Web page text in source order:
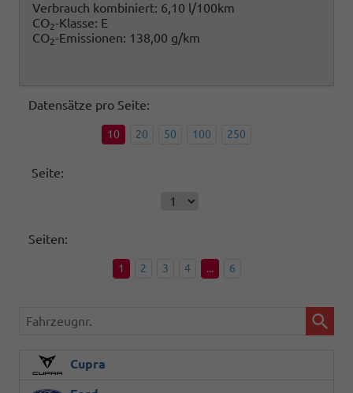
Verbrauch kombiniert: 6,10 l/100km
CO2-Klasse: E
CO2-Emissionen: 138,00 g/km
Datensätze pro Seite:
10 20 50 100 250
Seite:
Seiten:
1 2 3 4 ... 6
Fahrzeugnr.
Cupra